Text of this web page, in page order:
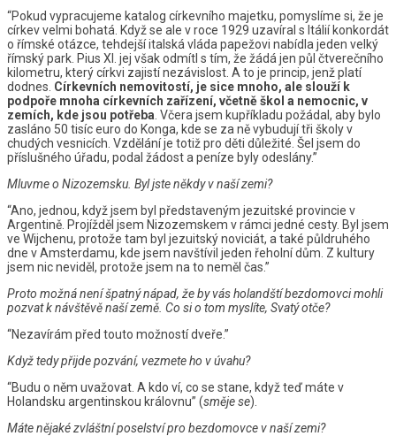
“Pokud vypracujeme katalog církevního majetku, pomyslíme si, že je
církev velmi bohatá. Když se ale v roce 1929 uzavíral s Itálií konkordát
o římské otázce, tehdejší italská vláda papežovi nabídla jeden velký
římský park. Pius XI. jej však odmítl s tím, že žádá jen půl čtverečního
kilometru, který církvi zajistí nezávislost. A to je princip, jenž platí
dodnes. Církevních nemovitostí, je sice mnoho, ale slouží k
podpoře mnoha církevních zařízení, včetně škol a nemocnic, v
zemích, kde jsou potřeba . Včera jsem kupříkladu požádal, aby bylo
zasláno 50 tisíc euro do Konga, kde se za ně vybudují tři školy v
chudých vesnicích. Vzdělání je totiž pro děti důležité. Šel jsem do
příslušného úřadu, podal žádost a peníze byly odeslány.”
Mluvme o Nizozemsku. Byl jste někdy v naší zemi?
“Ano, jednou, když jsem byl představeným jezuitské provincie v
Argentině. Projížděl jsem Nizozemskem v rámci jedné cesty. Byl jsem
ve Wijchenu, protože tam byl jezuitský noviciát, a také půldruhého
dne v Amsterdamu, kde jsem navštívil jeden řeholní dům. Z kultury
jsem nic neviděl, protože jsem na to neměl čas.”
Proto možná není špatný nápad, že by vás holandští bezdomovci mohli
pozvat k návštěvě naší země. Co si o tom myslíte, Svatý otče?
“Nezavírám před touto možností dveře.”
Když tedy přijde pozvání, vezmete ho v úvahu?
“Budu o něm uvažovat. A kdo ví, co se stane, když teď máte v
Holandsku argentinskou královnu” (směje se).
Máte nějaké zvláštní poselství pro bezdomovce v naší zemi?